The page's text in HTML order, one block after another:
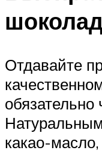
Отдавайте
обязательно
какао-масло,